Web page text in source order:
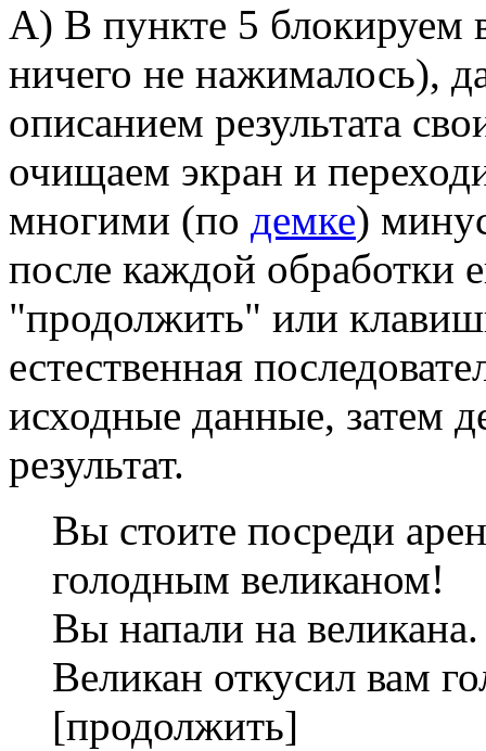
А) В пункте 5 блокируем
ничего не нажималось),
описанием результата
очищаем экран и
многими (по демке)
после каждой обработки
"продолжить" или
естественная
исходные данные, затем
результат.
Вы стоите посреди
голодным великаном!
Вы напали на великана.
Великан откусил вам
[продолжить]